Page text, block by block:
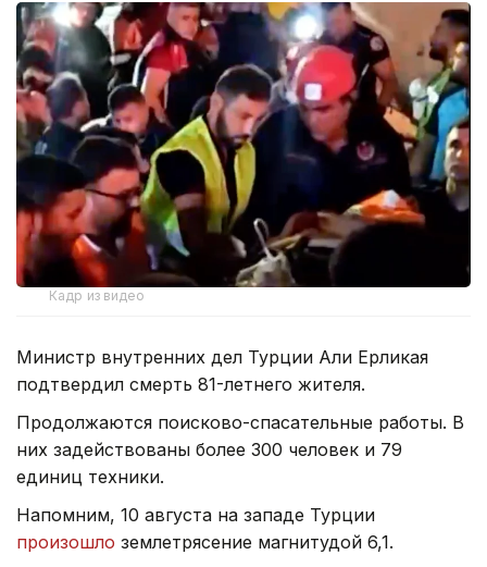
Кадр из видео
Министр внутренних дел Турции Али Ерликая
подтвердил смерть 81-летнего жителя.
Продолжаются поисково-спасательные работы. В
них задействованы более 300 человек и 79
единиц техники.
Напомним, 10 августа на западе Турции
произошло землетрясение магнитудой 6,1.